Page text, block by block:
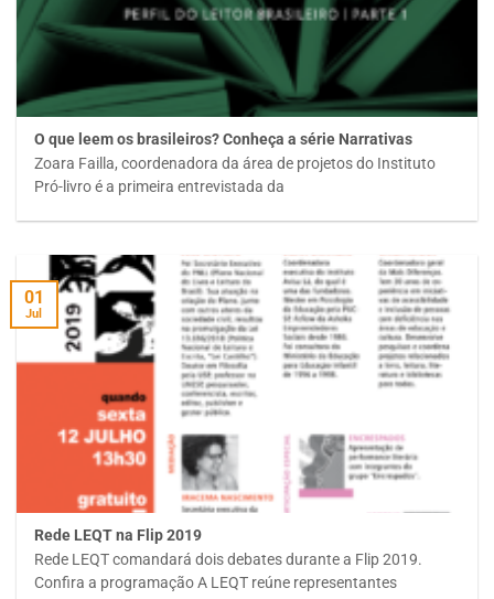
O que leem os brasileiros? Conheça a série Narrativas
Zoara Failla, coordenadora da área de projetos do Instituto
Pró-livro é a primeira entrevistada da
Rede LEQT na Flip 2019
Rede LEQT comandará dois debates durante a Flip 2019.
Confira a programação A LEQT reúne representantes
01
Jul